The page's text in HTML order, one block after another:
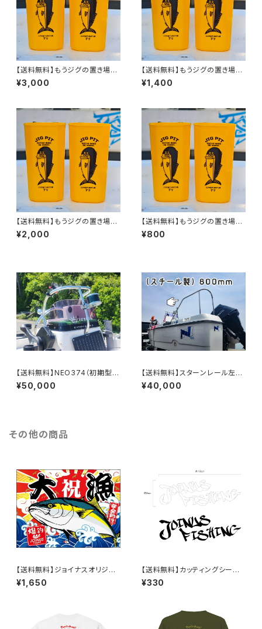
【送料無料】もうジグの置き場に
困らない！ジグピット5個
¥3,000
【送料無料】もうジグの置き場に
困らない！ジグピット2個
¥1,400
【送料無料】もうジグの置き場に
困らない！ジグピット3個
¥2,000
【送料無料】もうジグの置き場に
困らない！ジグピット1個
¥800
【送料無料】NEO374（初期型）
用コンソールレール（ステンレス
製）※NEO390・その他ボート
¥50,000
【送料無料】スターンレール左右
セット（スチール製）高さ800m
m
¥40,000
その他の商品
【送料無料】ジョイナスオリジナ
ル大漁旗【再入荷しました！】
¥1,650
【送料無料】カッティングシー
ト サイズ小（白or黒）
¥330